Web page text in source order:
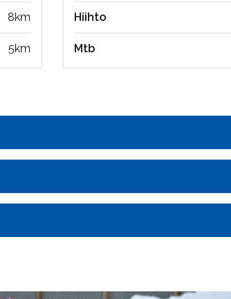
8km
5km
Hiihto
Mtb